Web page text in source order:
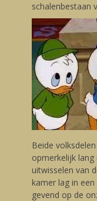
schalenbestaan
Beide
opmerkelijk
uitwisselen van
kamer lag in
gevend op de